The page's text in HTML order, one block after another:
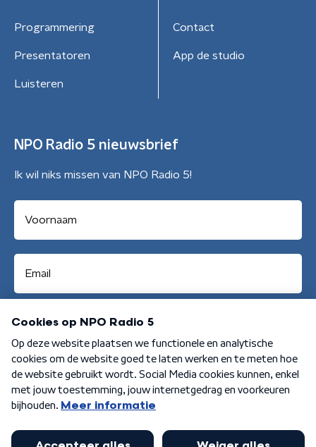
Programmering
Presentatoren
Luisteren
Contact
App de studio
NPO Radio 5 nieuwsbrief
Ik wil niks missen van NPO Radio 5!
Aanmelden
Algemene voorwaarden